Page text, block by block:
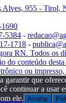
Alves, 955 - Tirol,
5384 -
1718 -
RN. Todos os
do conteúdo
ou
garantir que
continuar a usar
ele. Aceitar